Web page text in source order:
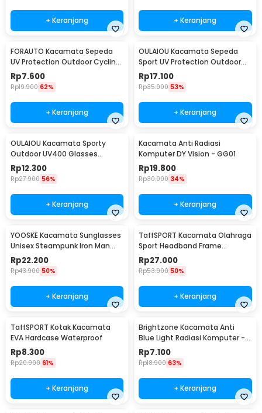
+ Keranjang + Keranjang
FORAUTO Kacamata Sepeda
UV Protection Outdoor Cycling
Sunglasses - NJ747
Rp7.600
Rp19.900 62%
+ Keranjang
OULAIOU Kacamata Sepeda
Sport UV Protection Outdoor
Cycling Sunglasses - AJ1
Rp17.100
Rp35.900 53%
+ Keranjang
OULAIOU Kacamata Sporty
Outdoor UV400 Glasses
Silicone Frame - 9837
Rp12.300
Rp27.900 56%
+ Keranjang
Kacamata Anti Radiasi
Komputer DY Vision - GG01
Rp19.800
Rp30.000 34%
+ Keranjang
YOOSKE Kacamata Sunglasses
Unisex Steampunk Iron Man
Tony Stark - 3023
Rp22.200
Rp43.900 50%
+ Keranjang
TaffSPORT Kacamata Olahraga
Sport Headband Frame
Glasses - 9833
Rp27.000
Rp53.900 50%
+ Keranjang
TaffSPORT Kotak Kacamata
EVA Hardcase Waterproof
Rp8.300
Rp20.900 61%
+ Keranjang
Brightzone Kacamata Anti
Blue Light Radiasi Komputer -
E27
Rp7.100
Rp18.900 63%
+ Keranjang